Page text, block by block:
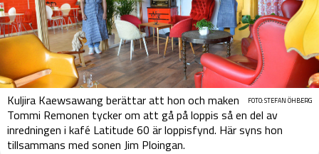
FOTO: STEFAN ÖHBERG
Kuljira Kaewsawang berättar att hon och maken
Tommi Remonen tycker om att gå på loppis så en del av
inredningen i kafé Latitude 60 är loppisfynd. Här syns hon
tillsammans med sonen Jim Ploingan.